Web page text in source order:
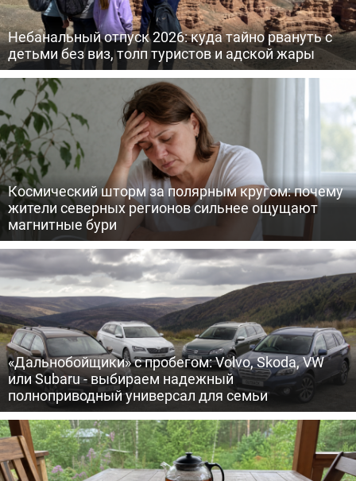
Небанальный отпуск 2026: куда тайно рвануть с
детьми без виз, толп туристов и адской жары
Космический шторм за полярным кругом: почему
жители северных регионов сильнее ощущают
магнитные бури
«Дальнобойщики» с пробегом: Volvo, Skoda, VW
или Subaru - выбираем надежный
полноприводный универсал для семьи